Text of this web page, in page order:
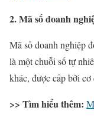
2. Mã số doanh
Mã số doanh nghiệp
là một chuỗi số tự
khác, được cấp bởi cơ
>> Tìm hiểu thêm: